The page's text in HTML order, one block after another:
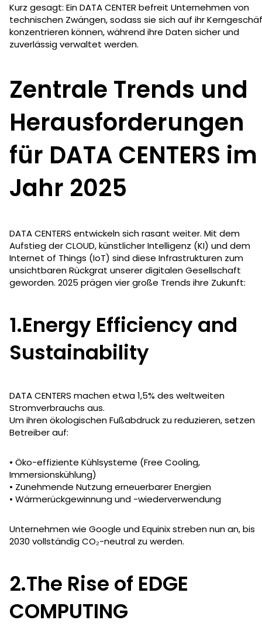
Kurz gesagt: Ein DATA CENTER befreit Unternehmen von
technischen Zwängen, sodass sie sich auf ihr
konzentrieren können, während ihre Daten sicher und
zuverlässig verwaltet werden.
Zentrale Trends und
Herausforderungen
für DATA CENTERS im
Jahr 2025
DATA CENTERS entwickeln sich rasant weiter. Mit dem
Aufstieg der CLOUD, künstlicher Intelligenz (KI) und dem
Internet of Things (IoT) sind diese Infrastrukturen zum
unsichtbaren Rückgrat unserer digitalen Gesellschaft
geworden. 2025 prägen vier große Trends ihre Zukunft:
1.Energy Efficiency and
Sustainability
DATA CENTERS machen etwa 1,5% des weltweiten
Stromverbrauchs aus.
Um ihren ökologischen Fußabdruck zu reduzieren, setzen
Betreiber auf:
• Öko-effiziente Kühlsysteme (Free Cooling,
Immersionskühlung)
• Zunehmende Nutzung erneuerbarer Energien
• Wärmerückgewinnung und -wiederverwendung
Unternehmen wie Google und Equinix streben nun an, bis
2030 vollständig CO₂-neutral zu werden.
2.The Rise of EDGE
COMPUTING